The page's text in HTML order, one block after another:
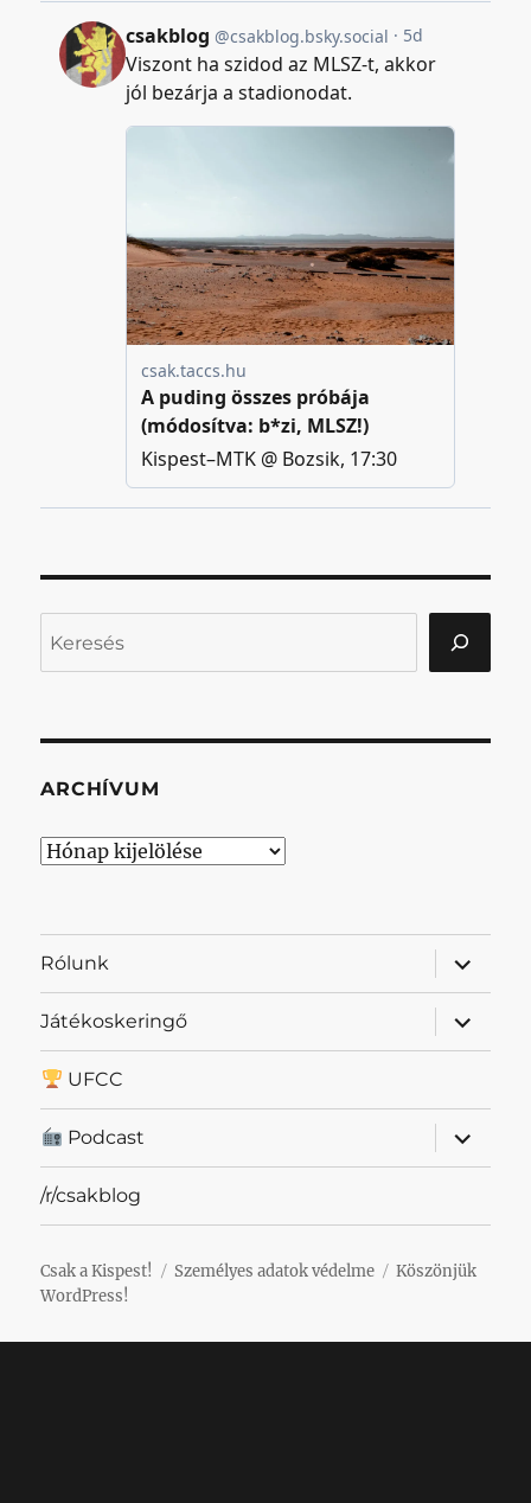
ARCHÍVUM
Archívum
Rólunk
almenü
Játékoskeringő
almenü
UFCC
Podcast
almenü
/r/csakblog
Csak a Kispest! Személyes adatok védelme
Köszönjük
WordPress!